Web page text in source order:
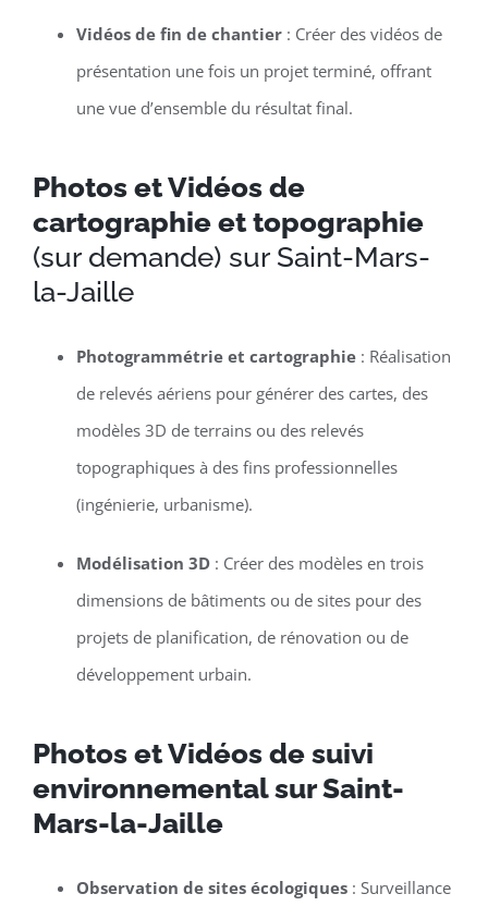
Vidéos de fin de chantier: Créer des vidéos de
présentation une fois un projet terminé, offrant
une vue d’ensemble du résultat final.
Photos et Vidéos de
cartographie et topographie
(sur demande) sur Saint-Mars-
la-Jaille
Photogrammétrie et cartographie: Réalisation
de relevés aériens pour générer des cartes, des
modèles 3D de terrains ou des relevés
topographiques à des fins professionnelles
(ingénierie, urbanisme).
Modélisation 3D: Créer des modèles en trois
dimensions de bâtiments ou de sites pour des
projets de planification, de rénovation ou de
développement urbain.
Photos et Vidéos de suivi
environnemental sur Saint-
Mars-la-Jaille
Observation de sites écologiques: Surveillance